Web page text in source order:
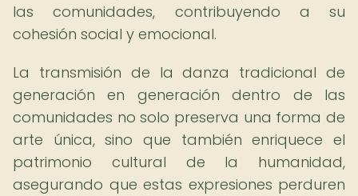
las comunidades, contribuyendo a su
cohesión social y emocional.
La transmisión de la danza tradicional de
generación en generación dentro de las
comunidades no solo preserva una forma de
arte única, sino que también enriquece el
patrimonio cultural de la humanidad,
asegurando que estas expresiones perduren